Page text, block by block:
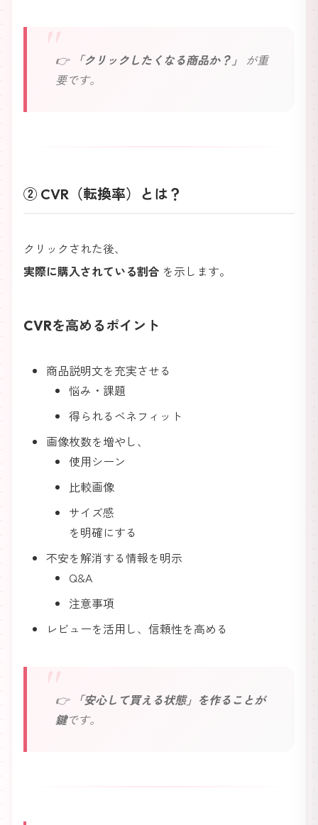
👉 「クリックしたくなる商品か？」 が重
要です。
② CVR（転換率）とは？
クリックされた後、
実際に購入されている割合 を示します。
CVRを高めるポイント
商品説明文を充実させる
悩み・課題
得られるベネフィット
画像枚数を増やし、
使用シーン
比較画像
サイズ感
を明確にする
不安を解消する情報を明示
Q&A
注意事項
レビューを活用し、信頼性を高める
👉 「安心して買える状態」を作ることが
鍵です。